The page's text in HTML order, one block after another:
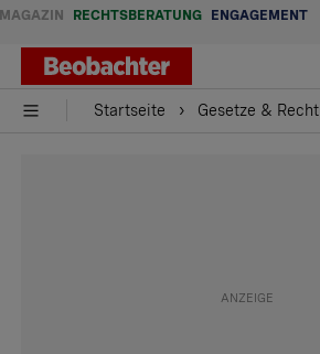
MAGAZIN RECHTSBERATUNG ENGAGEMENT
Startseite Gesetze & Recht